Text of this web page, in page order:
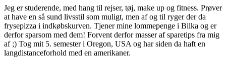
Jeg er studerende, med hang til rejser, tøj, make up og fitness. Prøver
at have en så sund livsstil som muligt, men af og til ryger der da
frysepizza i indkøbskurven. Tjener mine lommepenge i Bilka og er
derfor sparsom med dem! Forvent derfor masser af sparetips fra mig
af ;) Tog mit 5. semester i Oregon, USA og har siden da haft en
langdistanceforhold med en amerikaner.